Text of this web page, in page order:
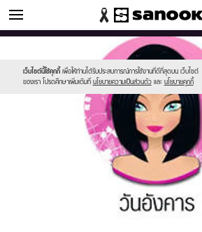
ดูดวง
เว็บไซต์นี้ใช้คุกกี้ เพื่อให้ท่านได้รับประสบการณ์การใช้งานที่ดีที่สุดบน เว็บไซต์
ของเรา โปรดศึกษาเพิ่มเติมที่ นโยบายความเป็นส่วนตัว และ นโยบายคุกกี้
//s.isanook.com/sr/0/images/logo-
sanook.png
//s.isanook.com/ho/0/ud/4/23277/170-